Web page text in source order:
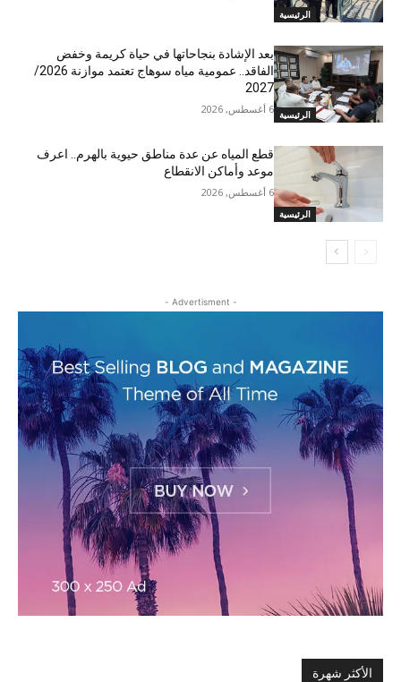
الرئيسية
الرئيسية
بعد الإشادة بنجاحاتها في حياة كريمة وخفض
الفاقد.. عمومية مياه سوهاج تعتمد موازنة 2026/
2027
6 أغسطس, 2026
الرئيسية
قطع المياه عن عدة مناطق حيوية بالهرم.. اعرف
موعد وأماكن الانقطاع
6 أغسطس, 2026
- Advertisment -
الأكثر شهرة